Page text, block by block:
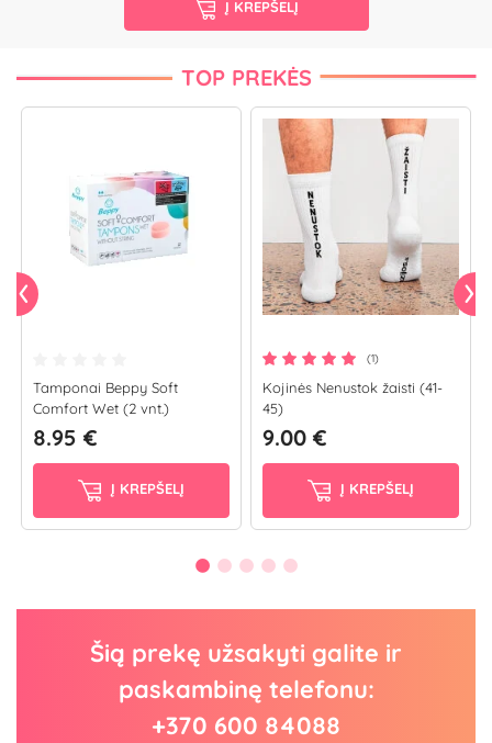
Į KREPŠELĮ
TOP PREKĖS
Tamponai Beppy Soft
Comfort Wet (2 vnt.)
8.95 €
Į KREPŠELĮ
(1)
Kojinės Nenustok žaisti (41-
45)
9.00 €
Į KREPŠELĮ
Šią prekę užsakyti galite ir
paskambinę telefonu:
+370 600 84088